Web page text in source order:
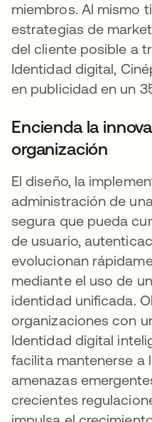
miembros. Al mismo
estrategias de
del cliente posible a
Identidad digital,
en publicidad en un
Encienda la
organización
El diseño, la
administración de
segura que pueda
de usuario,
evolucionan
mediante el uso de
identidad unificada.
organizaciones con
Identidad digital
facilita mantenerse a
amenazas
crecientes